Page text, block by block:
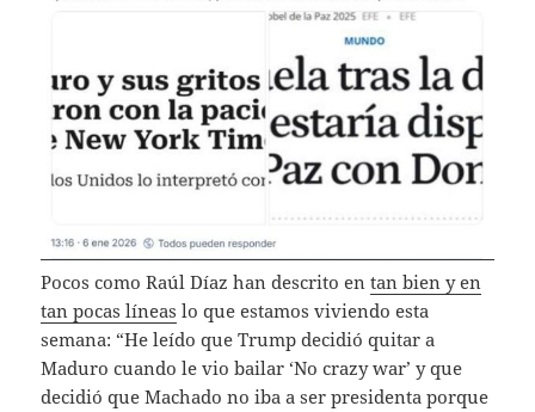
Pocos como Raúl Díaz han descrito entan bien y en
tan pocas líneas lo que estamos viviendo esta
semana: “He leído que Trump decidió quitar a
Maduro cuando le vio bailar ‘No crazy war’ y que
decidió que Machado no iba a ser presidenta porque